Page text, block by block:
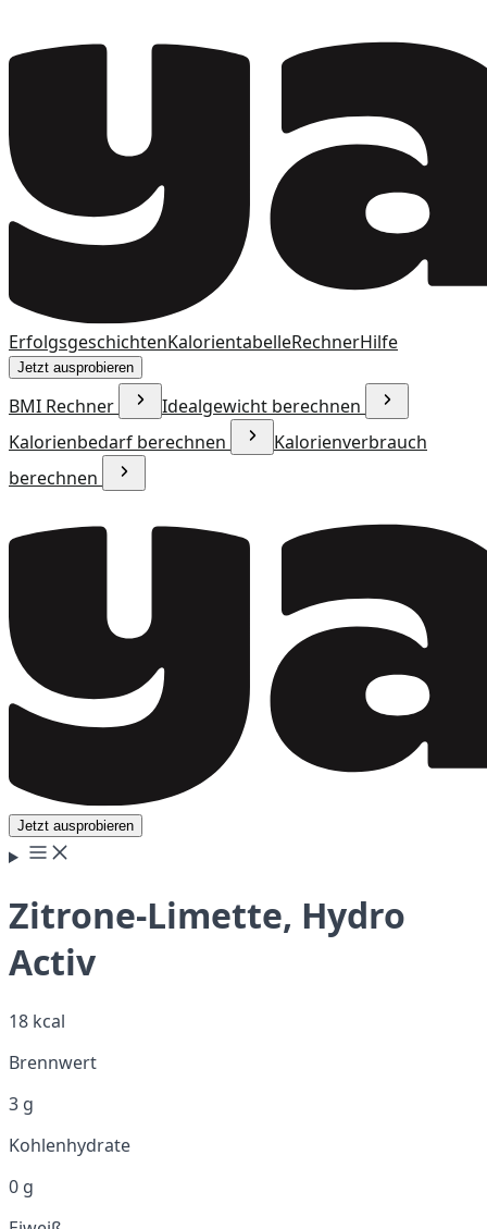
ErfolgsgeschichtenKalorientabelleRechnerHilfe
Jetzt ausprobieren
BMI Rechner
Idealgewicht berechnen
Kalorienbedarf berechnen
Kalorienverbrauch
berechnen
Jetzt ausprobieren
Zitrone-Limette, Hydro
Activ
18 kcal
Brennwert
3 g
Kohlenhydrate
0 g